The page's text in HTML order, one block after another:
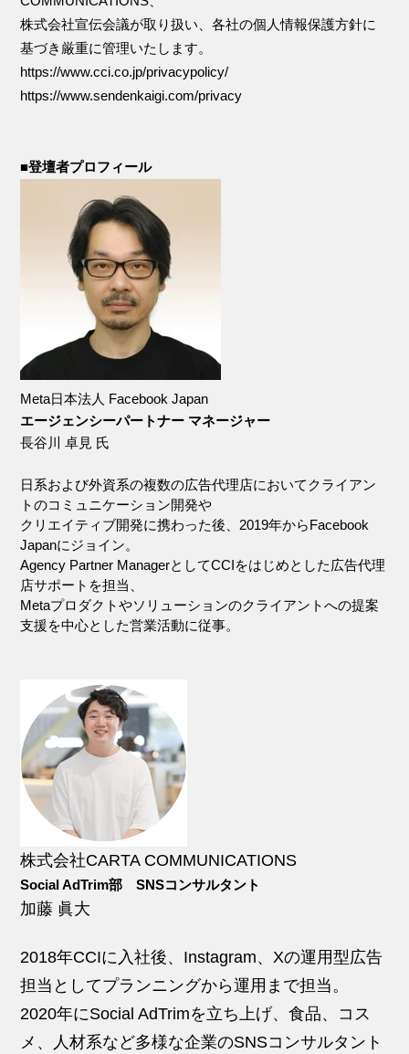
株式会社宣伝会議が取り扱い、各社の個人情報保護方針に
基づき厳重に管理いたします。
https://www.cci.co.jp/privacypolicy/
https://www.sendenkaigi.com/privacy
■登壇者プロフィール
Meta日本法人 Facebook Japan
エージェンシーパートナー マネージャー
長谷川 卓見 氏
日系および外資系の複数の広告代理店においてクライアン
トのコミュニケーション開発や
クリエイティブ開発に携わった後、2019年からFacebook
Japanにジョイン。
Agency Partner ManagerとしてCCIをはじめとした広告代理
店サポートを担当、
Metaプロダクトやソリューションのクライアントへの提案
支援を中心とした営業活動に従事。
株式会社CARTA COMMUNICATIONS
Social AdTrim部 SNSコンサルタント
加藤 眞大
2018年CCIに入社後、Instagram、Xの運用型広告
担当としてプランニングから運用まで担当。
2020年にSocial AdTrimを立ち上げ、食品、コス
メ、人材系など多様な企業のSNSコンサルタント